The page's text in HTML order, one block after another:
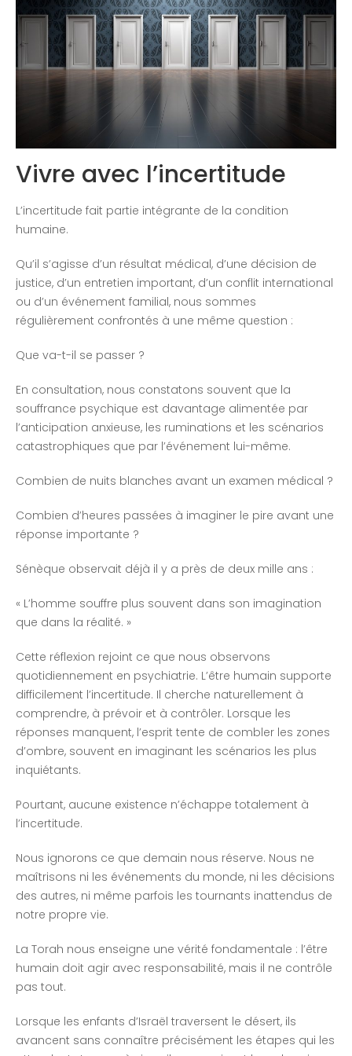
Congrès 2018
Congrès 2019
Congrès 2020
Vivre avec l’incertitude
L’incertitude fait partie intégrante de la condition
humaine.
Qu’il s’agisse d’un résultat médical, d’une décision de
justice, d’un entretien important, d’un conflit international
ou d’un événement familial, nous sommes
régulièrement confrontés à une même question :
Que va-t-il se passer ?
En consultation, nous constatons souvent que la
souffrance psychique est davantage alimentée par
l’anticipation anxieuse, les ruminations et les scénarios
catastrophiques que par l’événement lui-même.
Combien de nuits blanches avant un examen médical ?
Combien d’heures passées à imaginer le pire avant une
réponse importante ?
Sénèque observait déjà il y a près de deux mille ans :
« L’homme souffre plus souvent dans son imagination
que dans la réalité. »
Cette réflexion rejoint ce que nous observons
quotidiennement en psychiatrie. L’être humain supporte
difficilement l’incertitude. Il cherche naturellement à
comprendre, à prévoir et à contrôler. Lorsque les
réponses manquent, l’esprit tente de combler les zones
d’ombre, souvent en imaginant les scénarios les plus
inquiétants.
Pourtant, aucune existence n’échappe totalement à
l’incertitude.
Nous ignorons ce que demain nous réserve. Nous ne
maîtrisons ni les événements du monde, ni les décisions
des autres, ni même parfois les tournants inattendus de
notre propre vie.
La Torah nous enseigne une vérité fondamentale : l’être
humain doit agir avec responsabilité, mais il ne contrôle
pas tout.
Lorsque les enfants d’Israël traversent le désert, ils
avancent sans connaître précisément les étapes qui les